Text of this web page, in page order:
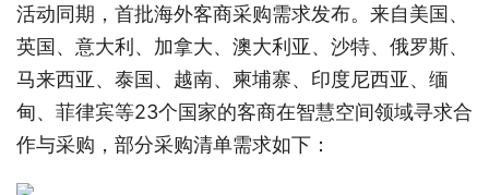
活动同期，首批海外客商采购需求发布。来自美国、
英国、意大利、加拿大、澳大利亚、沙特、俄罗斯、
马来西亚、泰国、越南、柬埔寨、印度尼西亚、缅
甸、菲律宾等23个国家的客商在智慧空间领域寻求合
作与采购，部分采购清单需求如下：